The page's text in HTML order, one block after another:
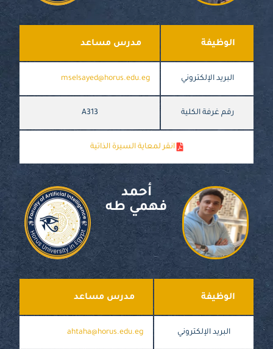
الوظيفة مدرس مساعد
البريد الإلكتروني mselsayed@horus.edu.eg
رقم غرفة الكلية A313
انقر لمعاية السيرة الذاتية
أحمد
فهمي طه
الوظيفة مدرس مساعد
البريد الإلكتروني ahtaha@horus.edu.eg